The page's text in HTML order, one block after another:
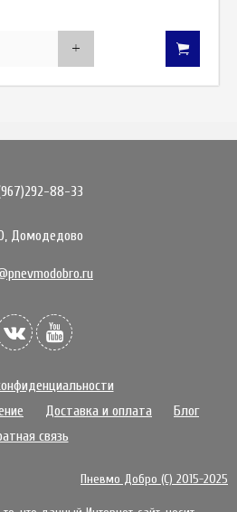
88-33
Домодедово
Доставка и оплата
Блог
связь
Пневмо Добро (С) 2015-2025